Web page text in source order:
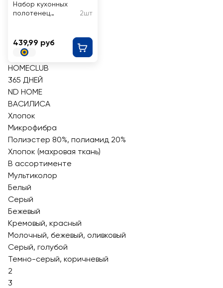
Набор кухонных
полотенец
ABC-1
2шт
439,99 руб
HOMECLUB
365 ДНЕЙ
ND HOME
ВАСИЛИСА
Хлопок
Микрофибра
Полиэстер 80%, полиамид 20%
Хлопок (махровая ткань)
В ассортименте
Мультиколор
Белый
Серый
Бежевый
Кремовый, красный
Молочный, бежевый, оливковый
Серый, голубой
Темно-серый, коричневый
2
3